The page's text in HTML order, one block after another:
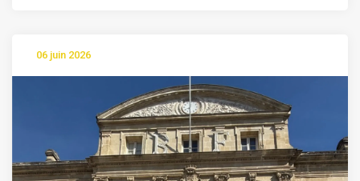
06 juin 2026